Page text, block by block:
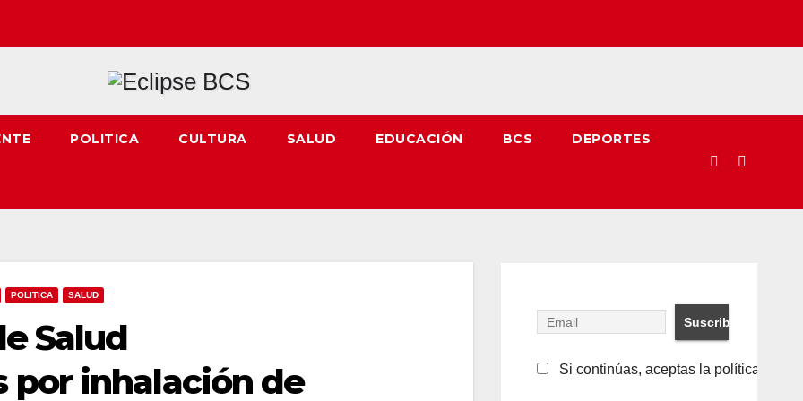
POLITICA CULTURA SALUD EDUCACIÓN BCS DEPORTES
POLITICA SALUD
Salud
por inhalación de
Si continúas, aceptas la política de